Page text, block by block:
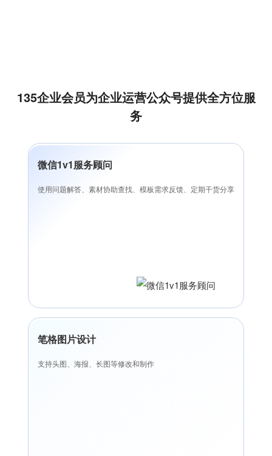
135企业会员为企业运营公众号提供全方位服
务
微信1v1服务顾问
使用问题解答、素材协助查找、模板需求反馈、定期干货分享
笔格图片设计
支持头图、海报、长图等修改和制作